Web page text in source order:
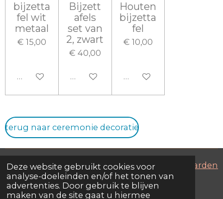
Deze website gebruikt cookies voor
analyse-doeleinden en/of het tonen van
advertenties. Door gebruik te blijven
maken van de site gaat u hiermee
bijzetta
fel wit
metaal
€ 15,00
In winkelwagen
Bijzett
afels
set van
2, zwart
€ 40,00
In winkelwagen
Houten
bijzetta
fel
€ 10,00
In winkelwagen
terug naar ceremonie decoratie
algemene voorwaarden
© 2022 - 2023 yourway
Powered byJouwWeb